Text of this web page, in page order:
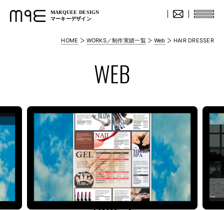
MARQUEE DESIGN
マーキーデザイン
HOME WORKS／制作実績一覧 Web HAIR DRESSER
WEB